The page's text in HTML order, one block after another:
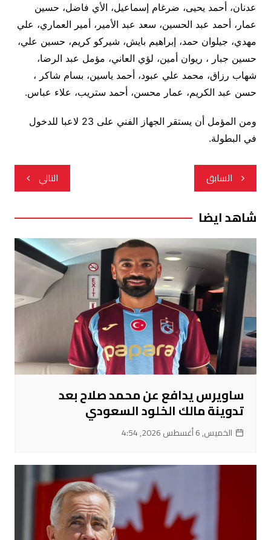
عدنان، أحمد يحيى، ضرغام إسماعيل، الأي فاضل، حسين
عمار، أحمد عبد الحسين، سعد عبد الأمير، أمير العماري، علي
مهدي، جيلوان حمد، إبراهيم بايش، شيركو كريم، حسين علي،
حسين جبار ، ريوان أمين، لؤي العاني، مؤمل عبد الرضا،
شهاب رزاق، محمد علي عبود، أحمد ياسين، بسام شاكر ،
حسن عبد الكريم، عمار محسن، أحمد ستريب، علاء عباس.
ومن المؤمل أن يستقر الجهاز الفني على 23 لاعبا للدخول
في البطولة.
تصفّح
المقالات
السابق التالي
شاهد ايضا
ساويرس يدافع عن محمد صلاح بعد
تدوينة مالك الخلود السعودي
الخميس, 6 أغسطس 2026, 4:54